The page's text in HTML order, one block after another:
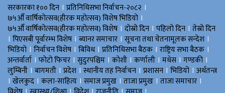
सरकारका १०० दिन । प्रतिनिधिसभा निर्वाचन-२०८२ ।
७५औँ वार्षिकोत्सव(हीरक महोत्सव) विशेष भिडियाे ।
७५औँ वार्षिकोत्सव(हीरक महोत्सव) विशेष । दोस्रो दिन । पहिलो दिन । तेस्रो दिन
। पिएसबी पूर्वारम्भ विशेष । ब्यानर समाचार । सूचना तथा चेतनामूलक सन्देश ।
भिडियाे । निर्वाचन विशेष । बिविध। प्रतिनिधिसभा बैठक । राष्ट्रिय सभा बैठक ।
अन्तर्वार्ता । फोटो फिचर । सुदुरपश्चिम । काेशी । कर्णाली । मधेस । गण्डकी ।
लुम्बिनी । बागमती । प्रदेश । स्थानीय तह निर्वाचन । प्रशासन । भिडियो । अर्थतन्त्र
। खेलकुद । कला-साहित्य । समाज प्रमुख । ताजा प्रमुख । ताजा समाचार ।